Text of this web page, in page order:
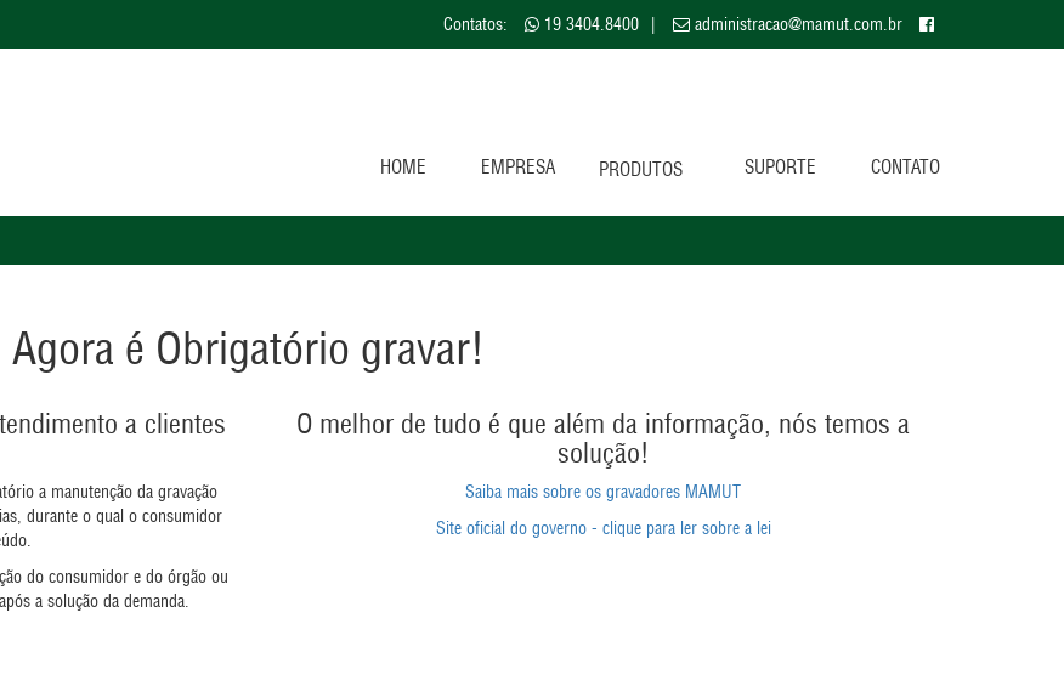
Contatos: 19 3404.8400 | administracao@mamut.com.br
HOME EMPRESA PRODUTOS SUPORTE CONTATO
Agora é Obrigatório gravar!
a clientes
a manutenção da gravação
durante o qual o consumidor
do consumidor e do órgão ou
a solução da demanda.
O melhor de tudo é que além da informação, nós temos a
solução!
Saiba mais sobre os gravadores MAMUT
Site oficial do governo - clique para ler sobre a lei